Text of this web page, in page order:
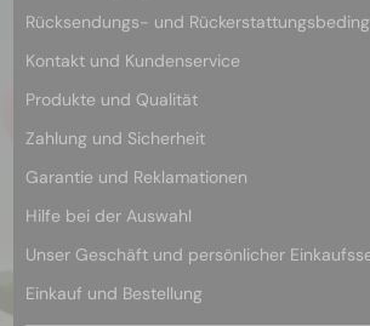
Rücksendungs- und
Kontakt und Kundenservice
Produkte und Qualität
Zahlung und Sicherheit
Garantie und Reklamationen
Hilfe bei der Auswahl
Unser Geschäft und persönlicher
Einkauf und Bestellung